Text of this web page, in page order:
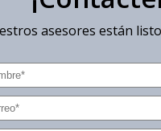
asesores están